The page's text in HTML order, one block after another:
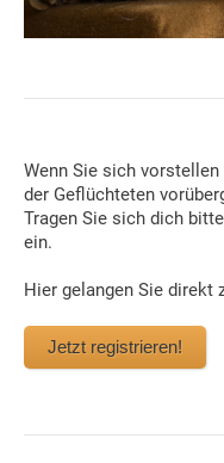
Wenn Sie sich
der Geflüchteten
Tragen Sie sich dich
ein.
Hier gelangen Sie direkt
Jetzt registrieren!